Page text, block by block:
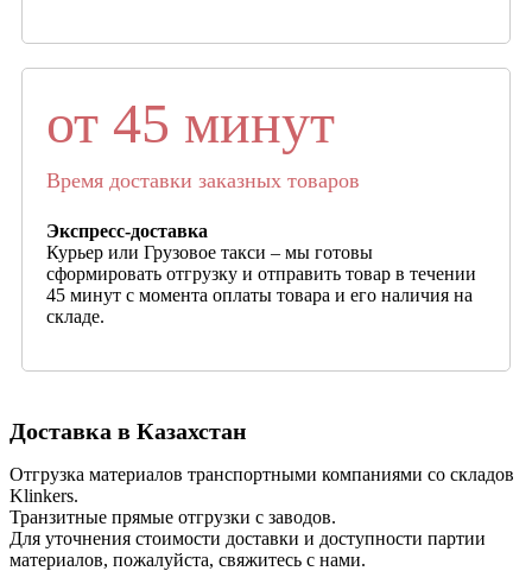
от 45 минут
Время доставки заказных товаров
Экспресс-доставка
Курьер или Грузовое такси – мы готовы
сформировать отгрузку и отправить товар в течении
45 минут с момента оплаты товара и его наличия на
складе.
Доставка в Казахстан
Отгрузка материалов транспортными компаниями со складов
Klinkers.
Транзитные прямые отгрузки с заводов.
Для уточнения стоимости доставки и доступности партии
материалов, пожалуйста, свяжитесь с нами.